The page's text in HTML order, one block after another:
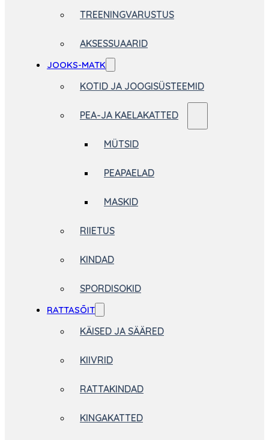
TREENINGVARUSTUS
AKSESSUAARID
JOOKS-MATK
KOTID JA JOOGISÜSTEEMID
PEA-JA KAELAKATTED
MÜTSID
PEAPAELAD
MASKID
RIIETUS
KINDAD
SPORDISOKID
RATTASÕIT
KÄISED JA SÄÄRED
KIIVRID
RATTAKINDAD
KINGAKATTED